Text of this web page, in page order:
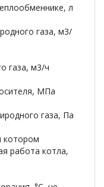
л
газа, м3/
газа, м3/ч
МПа
газа, Па
котором
работа котла,